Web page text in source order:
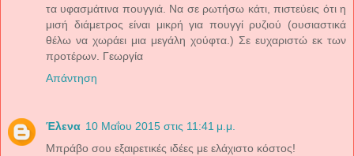
τα υφασμάτινα πουγγιά. Να σε ρωτήσω κάτι, πιστεύεις ότι η
μισή διάμετρος είναι μικρή για πουγγί ρυζιού (ουσιαστικά
θέλω να χωράει μια μεγάλη χούφτα.) Σε ευχαριστώ εκ των
προτέρων. Γεωργία
Απάντηση
Έλενα 10 Μαΐου 2015 στις 11:41 μ.μ.
Μπράβο σου εξαιρετικές ιδέες με ελάχιστο κόστος!